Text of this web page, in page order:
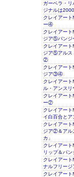
ガーベラ・
ジナルは
クレイアー
ー④
クレイアー
ジア⑤パン
クレイアー
ジア⑤アルス
②
クレイアー
ジア③④
クレイアー
ル・アンス
クレイアー
ー②
クレイアー
イ白百合と
クレイアー
ジア②＆アル
カ」
クレイアー
リップ＆パ
クレイアー
ナルフリー
クレイアー